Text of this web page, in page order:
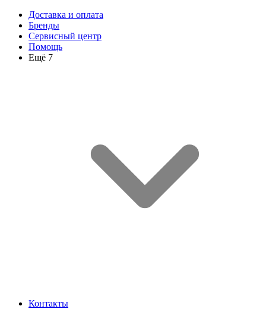
Доставка и оплата
Бренды
Сервисный центр
Помощь
Ещё 7
Контакты